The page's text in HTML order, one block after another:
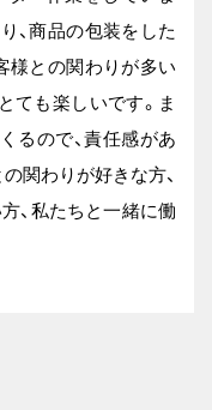
、商品の包装をした
様との関わりが多い
ても楽しいです。ま
るので、責任感があ
関わりが好きな方、
、私たちと一緒に働